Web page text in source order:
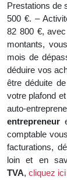
Prestations de
500 €. –
82 800 €,
montants,
mois de
déduire vos
être déduite
votre plafond
auto-
entrepreneur
comptable
facturations,
loin et en
TVA, cliquez